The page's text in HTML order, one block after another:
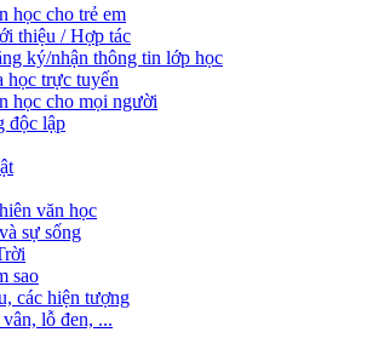
học cho trẻ em
thiệu / Hợp tác
ký/nhận thông tin lớp học
học trực tuyến
học cho mọi người
độc lập
văn học
sự sống
sao
các hiện tượng
lỗ đen, ...